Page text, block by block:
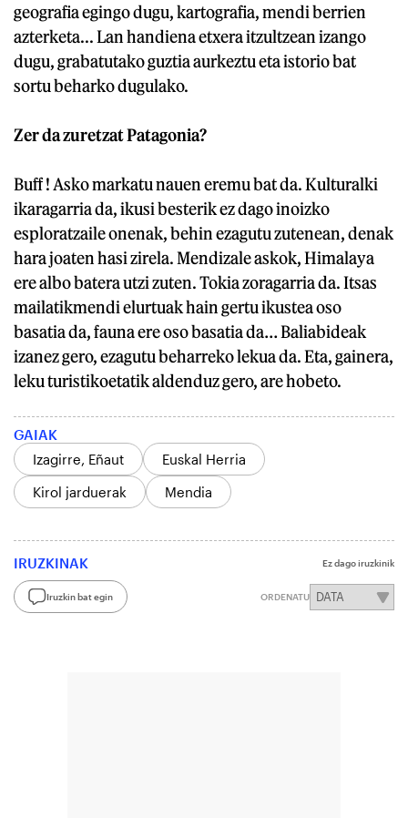
geografia egingo dugu, kartografia, mendi berrien
azterketa... Lan handiena etxera itzultzean izango
dugu, grabatutako guztia aurkeztu eta istorio bat
sortu beharko dugulako.
Zer da zuretzat Patagonia?
Buff ! Asko markatu nauen eremu bat da. Kulturalki
ikaragarria da, ikusi besterik ez dago inoizko
esploratzaile onenak, behin ezagutu zutenean, denak
hara joaten hasi zirela. Mendizale askok, Himalaya
ere albo batera utzi zuten. Tokia zoragarria da. Itsas
mailatikmendi elurtuak hain gertu ikustea oso
basatia da, fauna ere oso basatia da… Baliabideak
izanez gero, ezagutu beharreko lekua da. Eta, gainera,
leku turistikoetatik aldenduz gero, are hobeto.
GAIAK
Izagirre, Eñaut
Euskal Herria
Kirol jarduerak
Mendia
IRUZKINAK Ez dago iruzkinik
Iruzkin bat egin ORDENATU